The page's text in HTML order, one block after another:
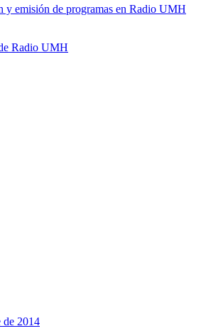
y emisión de programas en Radio UMH
Radio UMH
de 2014